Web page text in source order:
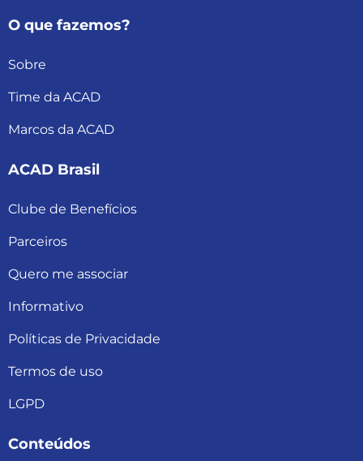
O que fazemos?
Sobre
Time da ACAD
Marcos da ACAD
ACAD Brasil
Clube de Benefícios
Parceiros
Quero me associar
Informativo
Políticas de Privacidade
Termos de uso
LGPD
Conteúdos